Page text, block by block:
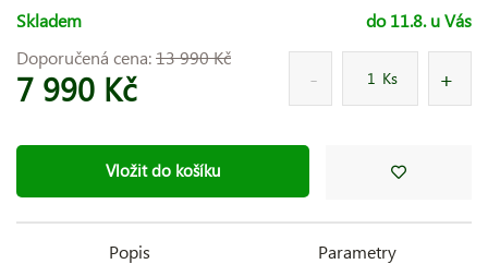
Skladem
do 11.8. u Vás
Doporučená cena:13 990 Kč
7 990 Kč Ks
Vložit do košíku
Popis Parametry